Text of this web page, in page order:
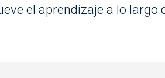
el aprendizaje a lo